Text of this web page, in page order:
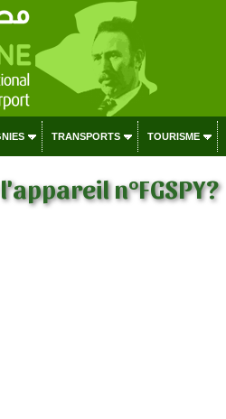
TRANSPORTS TOURISME
n°FGSPY?